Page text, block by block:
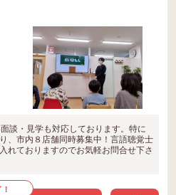
談・見学も対応しております。特に
、市内８店舗同時募集中！言語聴覚士
れておりますのでお気軽お問合せ下さ